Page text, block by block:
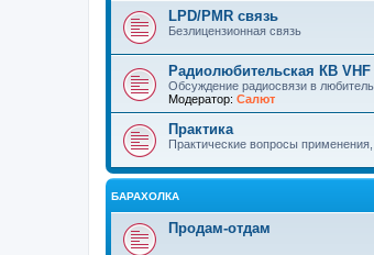
LPD/PMR связь
Безлицензионная связь
Радиолюбительская КВ VHF
Обсуждение радиосвязи в
Модератор: Салют
Практика
Практические вопросы применения,
БАРАХОЛКА
Продам-отдам